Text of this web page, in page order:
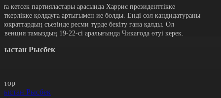
кетсек партияластары арасында Харрис президенттікке
қолдауға артығымен ие болды. Енді сол кандидатураны
съезінде ресми түрде бекіту ғана қалды. Ол
тамыздың 19-22-сі аралығында Чикагода өтуі керек.
Рысбек
Рысбек